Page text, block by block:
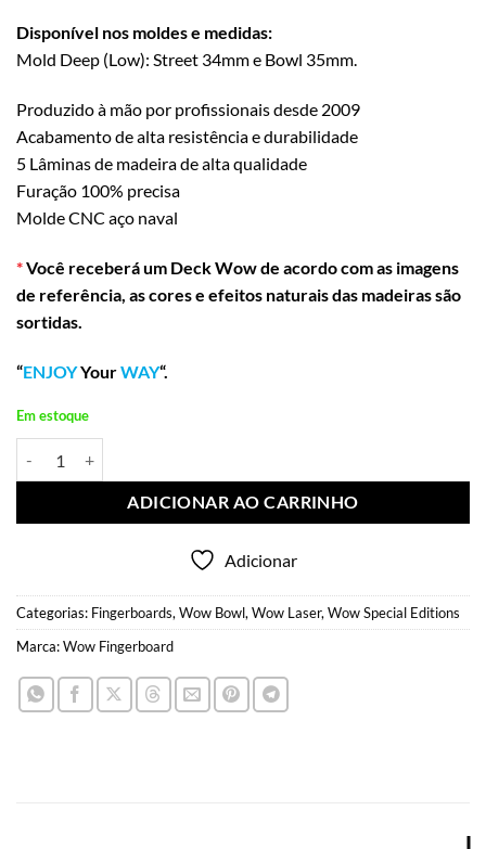
Disponível nos moldes e medidas:
Mold Deep (Low): Street 34mm e Bowl 35mm.
Produzido à mão por profissionais desde 2009
Acabamento de alta resistência e durabilidade
5 Lâminas de madeira de alta qualidade
Furação 100% precisa
Molde CNC aço naval
*Você receberá um Deck Wow de acordo com as imagens
de referência, as cores e efeitos naturais das madeiras são
sortidas.
“ENJOYYourWAY“.
Em estoque
ADICIONAR AO CARRINHO
Adicionar
Categorias: Fingerboards, Wow Bowl, Wow Laser, Wow Special Editions
Marca:Wow Fingerboard